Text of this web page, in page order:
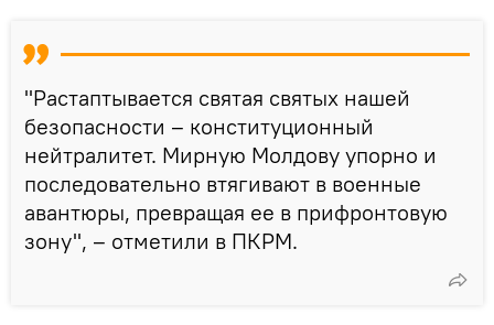
"Растаптывается святая святых нашей
безопасности – конституционный
нейтралитет. Мирную Молдову упорно и
последовательно втягивают в военные
авантюры, превращая ее в прифронтовую
зону", – отметили в ПКРМ.